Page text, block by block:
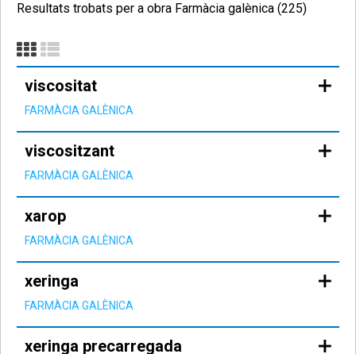
Resultats trobats per a obra Farmàcia galènica (225)
viscositat
FARMÀCIA GALÈNICA
viscositzant
FARMÀCIA GALÈNICA
xarop
FARMÀCIA GALÈNICA
xeringa
FARMÀCIA GALÈNICA
xeringa precarregada